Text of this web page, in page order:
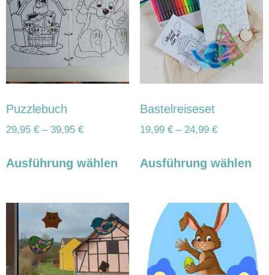
Puzzlebuch
29,95 € – 39,95 €
Ausführung wählen
Bastelreiseset
19,99 € – 24,99 €
Ausführung wählen